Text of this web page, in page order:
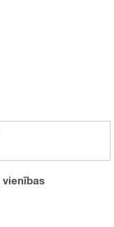
vienības